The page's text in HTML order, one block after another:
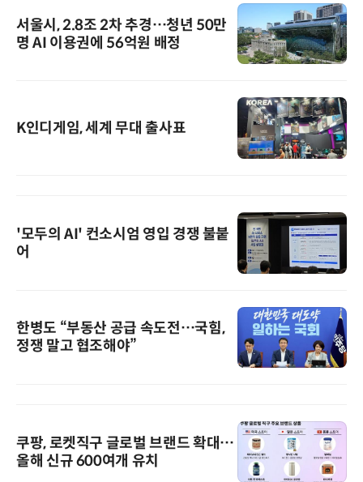
서울시, 2.8조 2차 추경…청년 50만
명 AI 이용권에 56억원 배정
K인디게임, 세계 무대 출사표
'모두의 AI' 컨소시엄 영입 경쟁 불붙
어
한병도 “부동산 공급 속도전…국힘,
정쟁 말고 협조해야”
쿠팡, 로켓직구 글로벌 브랜드 확대…
올해 신규 600여개 유치